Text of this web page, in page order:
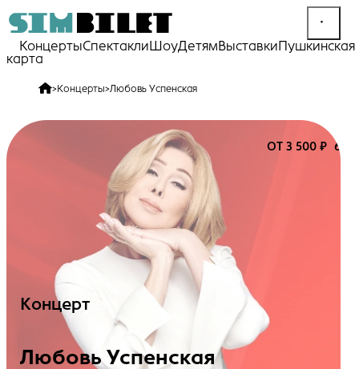
КонцертыСпектакли ШоуДетямВыставкиПушкинская
карта
>Концерты>Любовь Успенская
ОТ 3 500 ₽ 6+
Концерт
Любовь Успенская